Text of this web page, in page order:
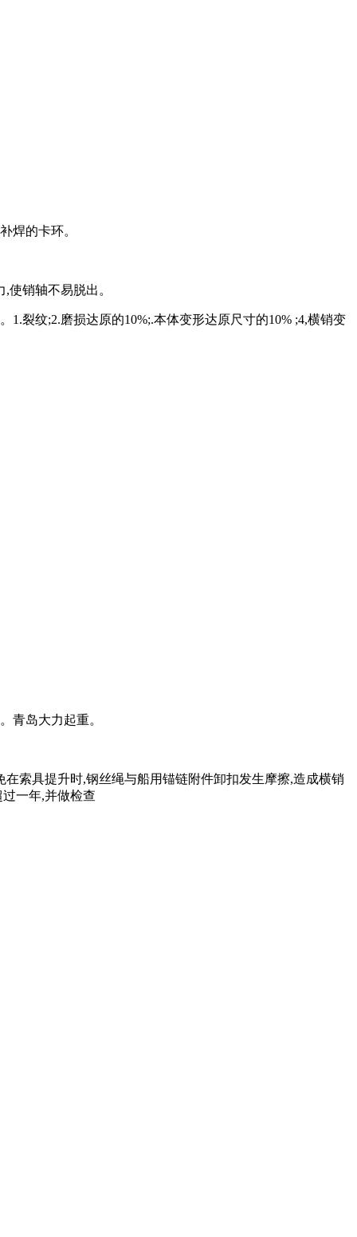
焊的卡环。
销轴不易脱出。
裂纹;2.磨损达原的10%;.本体变形达原尺寸的10% ;4,横销变
青岛大力起重。
索具提升时,钢丝绳与船用锚链附件卸扣发生摩擦,造成横销
一年,并做检查